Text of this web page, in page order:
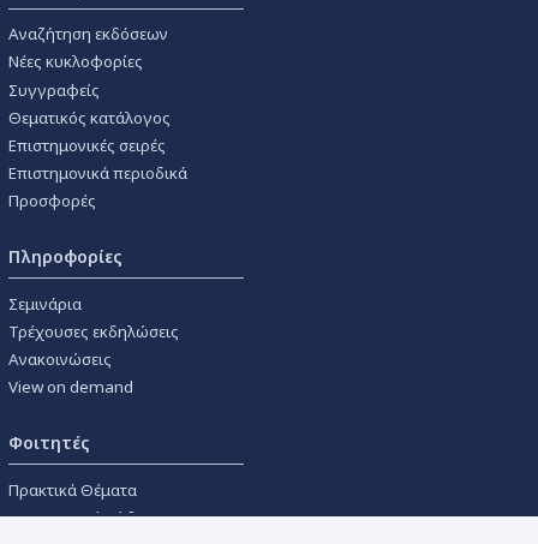
Αναζήτηση εκδόσεων
Νέες κυκλοφορίες
Συγγραφείς
Θεματικός κατάλογος
Επιστημονικές σειρές
Επιστημονικά περιοδικά
Προσφορές
Πληροφορίες
Σεμινάρια
Τρέχουσες εκδηλώσεις
Ανακοινώσεις
View on demand
Φοιτητές
Πρακτικά Θέματα
Οικονομικοί Κώδικες